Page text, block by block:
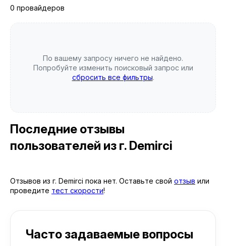
0 провайдеров
По вашему запросу ничего не найдено.
Попробуйте изменить поисковый запрос или
сбросить все фильтры.
Последние отзывы
пользователей из г. Demirci
Отзывов из г. Demirci пока нет. Оставьте свой отзыв или
проведите тест скорости!
Часто задаваемые вопросы